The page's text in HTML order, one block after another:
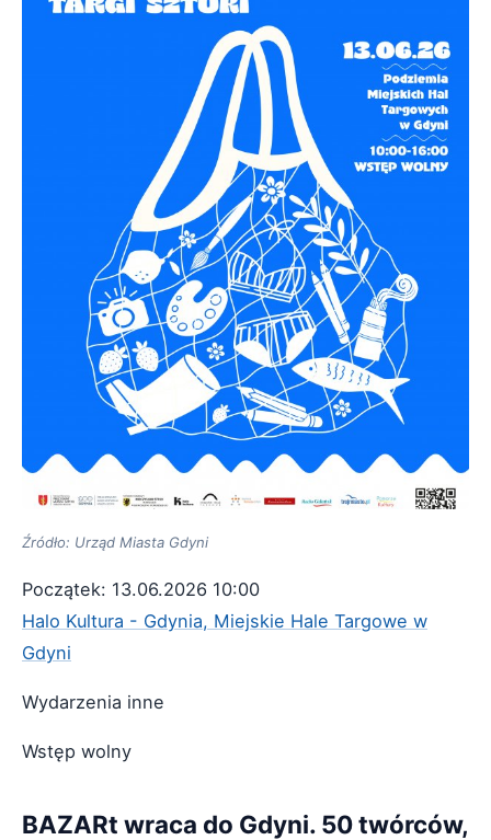
Źródło: Urząd Miasta Gdyni
Początek: 13.06.2026 10:00
Halo Kultura - Gdynia, Miejskie Hale Targowe w
Gdyni
Wydarzenia inne
Wstęp wolny
BAZARt wraca do Gdyni. 50 twórców,